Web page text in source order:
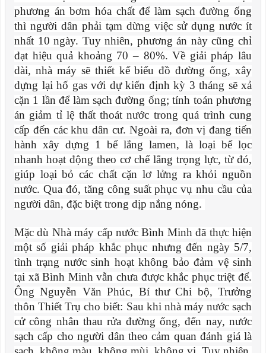
phương án bơm hóa chất để làm sạch đường ống
thì người dân phải tạm dừng việc sử dụng nước ít
nhất 10 ngày. Tuy nhiên, phương án này cũng chỉ
đạt hiệu quả khoảng 70 – 80%. Về giải pháp lâu
dài, nhà máy sẽ thiết kế biểu đồ đường ống, xây
dựng lại hố gas với dự kiến định kỳ 3 tháng sẽ xả
cặn 1 lần để làm sạch đường ống; tính toán phương
án giảm tỉ lệ thất thoát nước trong quá trình cung
cấp đến các khu dân cư. Ngoài ra, đơn vị đang tiến
hành xây dựng 1 bể lắng lamen, là loại bể lọc
nhanh hoạt động theo cơ chế lắng trọng lực, từ đó,
giúp loại bỏ các chất cặn lơ lửng ra khỏi nguồn
nước. Qua đó, tăng công suất phục vụ nhu cầu của
người dân, đặc biệt trong dịp nắng nóng.
Mặc dù Nhà máy cấp nước Bình Minh đã thực hiện
một số giải pháp khắc phục nhưng đến ngày 5/7,
tình trạng nước sinh hoạt không bảo đảm vệ sinh
tại xã Bình Minh vẫn chưa được khắc phục triệt để.
Ông Nguyễn Văn Phúc, Bí thư Chi bộ, Trưởng
thôn Thiết Trụ cho biết: Sau khi nhà máy nước sạch
cử công nhân thau rửa đường ống, đến nay, nước
sạch cấp cho người dân theo cảm quan đánh giá là